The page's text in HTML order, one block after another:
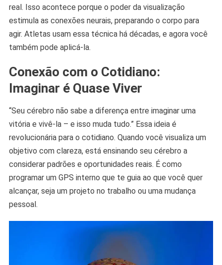
real. Isso acontece porque o poder da visualização
estimula as conexões neurais, preparando o corpo para
agir. Atletas usam essa técnica há décadas, e agora você
também pode aplicá-la.
Conexão com o Cotidiano:
Imaginar é Quase Viver
“Seu cérebro não sabe a diferença entre imaginar uma
vitória e vivê-la – e isso muda tudo.” Essa ideia é
revolucionária para o cotidiano. Quando você visualiza um
objetivo com clareza, está ensinando seu cérebro a
considerar padrões e oportunidades reais. É como
programar um GPS interno que te guia ao que você quer
alcançar, seja um projeto no trabalho ou uma mudança
pessoal.